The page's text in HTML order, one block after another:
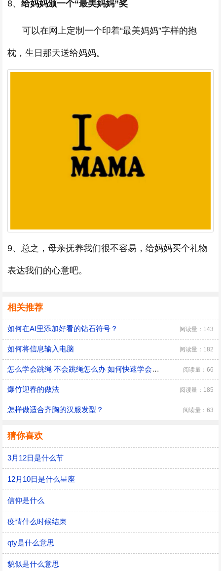
8、 给妈妈颁一个“最美妈妈”奖
可以在网上定制一个印着“最美妈妈”字样的抱
枕，生日那天送给妈妈。
9、总之，母亲抚养我们很不容易，给妈妈买个礼物
表达我们的心意吧。
相关推荐
如何在AI里添加好看的钻石符号？ 阅读量：143
如何将信息输入电脑 阅读量：182
怎么学会跳绳 不会跳绳怎么办 如何快速学会跳绳 阅读量：66
爆竹迎春的做法 阅读量：185
怎样做适合齐胸的汉服发型？ 阅读量：63
猜你喜欢
3月12日是什么节
12月10日是什么星座
信仰是什么
疫情什么时候结束
qty是什么意思
貌似是什么意思